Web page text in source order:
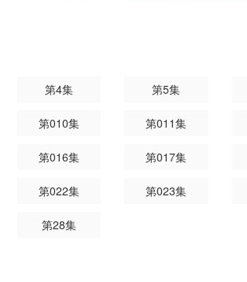
第4集 第5集
第010集 第011集
第016集 第017集
第022集 第023集
第28集